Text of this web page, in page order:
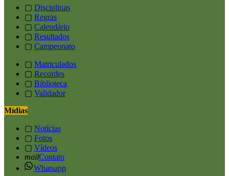
▢ Disciplinas
▢ Regras
▢ Calendário
▢ Resultados
▢ Campeonato
▢ Matriculados
▢ Recordes
▢ Biblioteca
▢ Validador
Mídias
▢ Notícias
▢ Fotos
▢ Vídeos
mailContato
Whatsapp